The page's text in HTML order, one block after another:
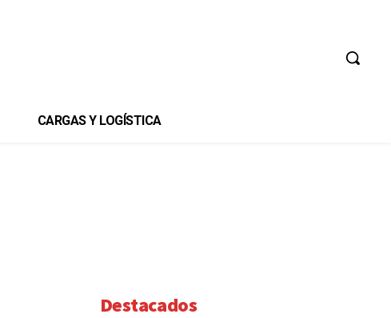
CARGAS Y LOGÍSTICA
Destacados